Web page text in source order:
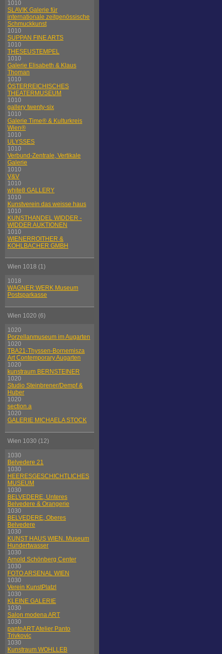
1010
SLAVIK Galerie für
internationale zeitgenössische
Schmuckkunst
1010
SUPPAN FINE ARTS
1010
THESEUSTEMPEL
1010
Galerie Elisabeth & Klaus
Thoman
1010
ÖSTERREICHISCHES
THEATERMUSEUM
1010
gallery twenty-six
1010
Galerie Time® & Kulturkreis
Wien®
1010
ULYSSES
1010
Verbund-Zentrale, Vertikale
Galerie
1010
V&V
1010
white8 GALLERY
1010
Kunstverein das weisse haus
1010
KUNSTHANDEL WIDDER -
WIDDER AUKTIONEN
1010
WIENERROITHER &
KOHLBACHER GMBH
Wien 1018 (1)
1018
WAGNER:WERK Museum
Postsparkasse
Wien 1020 (6)
1020
Porzellanmuseum im Augarten
1020
TBA21-Thyssen-Bornemisza
Art Contemporary Augarten
1020
kunstraum BERNSTEINER
1020
Studio Steinbrener/Dempf &
Huber
1020
section.a
1020
GALERIE MICHAELA STOCK
Wien 1030 (12)
1030
Belvedere 21
1030
HEERESGESCHICHTLICHES
MUSEUM
1030
BELVEDERE, Unteres
Belvedere & Orangerie
1030
BELVEDERE, Oberes
Belvedere
1030
KUNST HAUS WIEN. Museum
Hundertwasser
1030
Arnold Schönberg Center
1030
FOTO ARSENAL WIEN
1030
Verein KunstPlatzl
1030
KLEINE GALERIE
1030
Salon modena ART
1030
pantoART Atelier Panto
Trivkovic
1030
Kunstraum WOHLLEB